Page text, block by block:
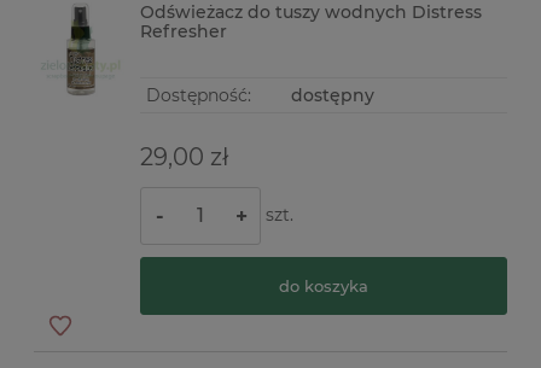
Odświeżacz do tuszy wodnych Distress
Refresher
Dostępność: dostępny
29,00 zł
- + szt.
do koszyka